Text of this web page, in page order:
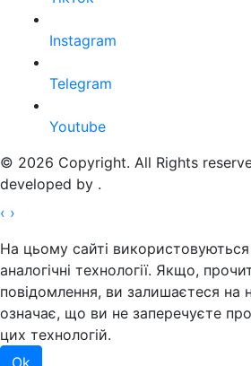
Instagram
Telegram
Youtube
© 2026 Copyright. All Rights
developed by .
‹ ›
На цьому сайті
аналогічні технології. Якщо,
повідомлення, ви залишаєтеся на
означає, що ви не заперечуєте
цих технологій.
Ok